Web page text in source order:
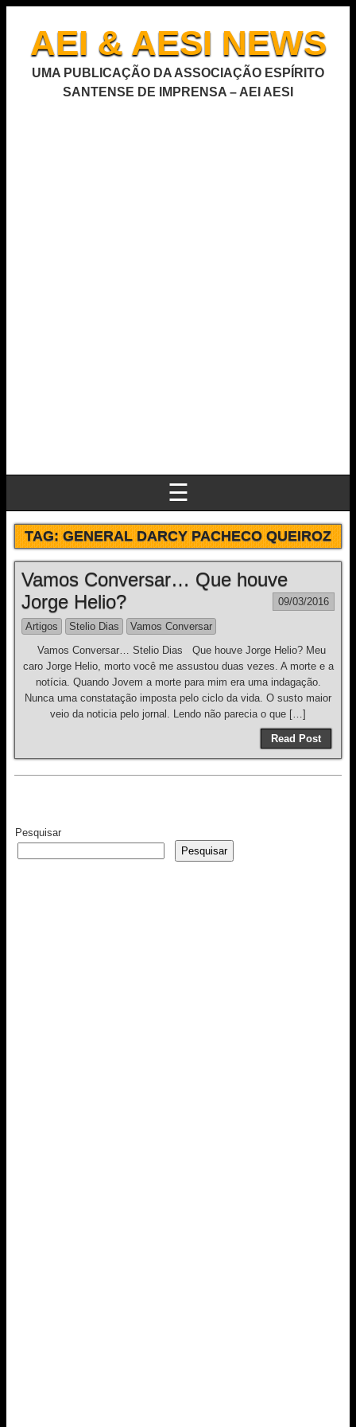
AEI & AESI NEWS
UMA PUBLICAÇÃO DA ASSOCIAÇÃO ESPÍRITO
SANTENSE DE IMPRENSA – AEI AESI
☰
TAG:GENERAL DARCY PACHECO QUEIROZ
Vamos Conversar… Que houve
Jorge Helio?
09/03/2016
Artigos Stelio Dias
Vamos Conversar
Vamos Conversar… Stelio Dias Que houve Jorge Helio? Meu
caro Jorge Helio, morto você me assustou duas vezes. A morte e a
notícia. Quando Jovem a morte para mim era uma indagação.
Nunca uma constatação imposta pelo ciclo da vida. O susto maior
veio da noticia pelo jornal. Lendo não parecia o que […]
Read Post
Pesquisar
Pesquisar